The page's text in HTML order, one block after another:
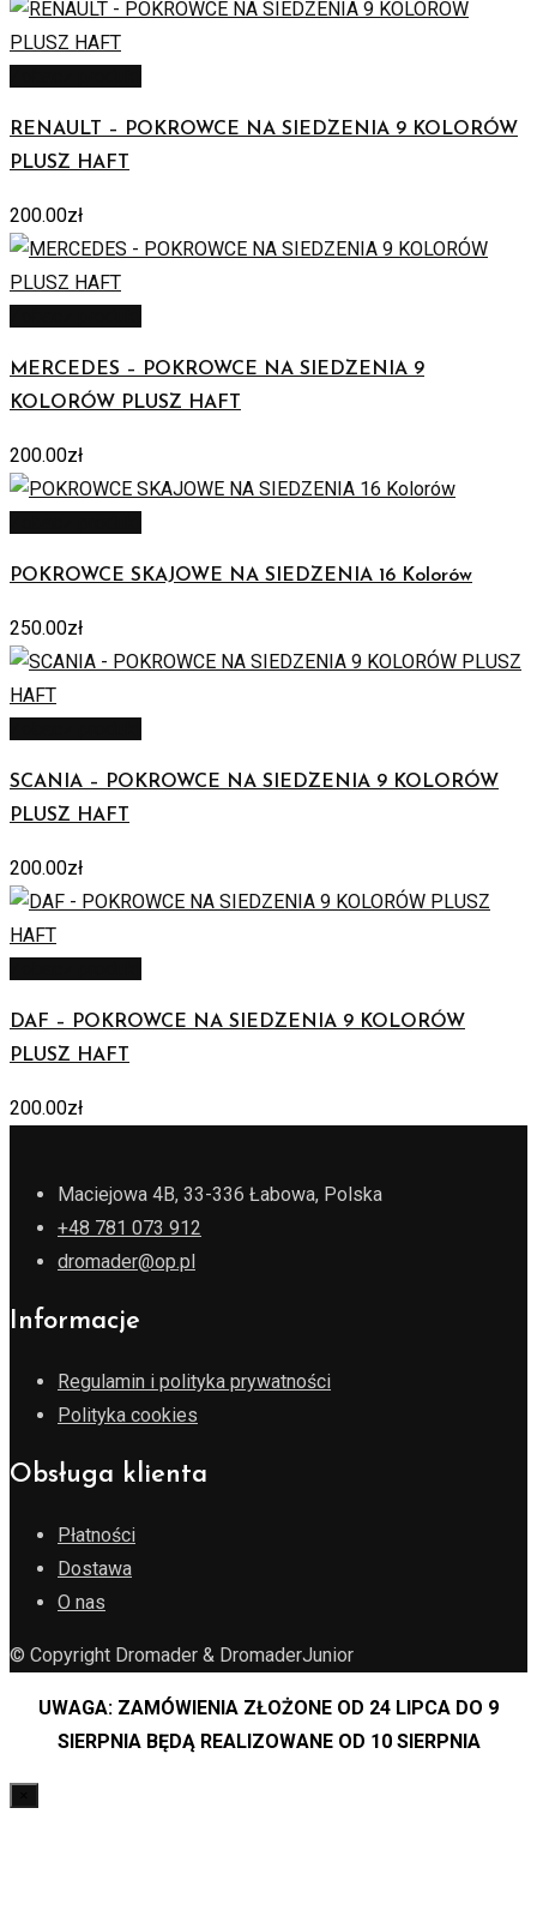
RENAULT – POKROWCE NA SIEDZENIA 9 KOLORÓW
PLUSZ HAFT
200.00zł
MERCEDES – POKROWCE NA SIEDZENIA 9
KOLORÓW PLUSZ HAFT
200.00zł
POKROWCE SKAJOWE NA SIEDZENIA 16 Kolorów
250.00zł
SCANIA – POKROWCE NA SIEDZENIA 9 KOLORÓW
PLUSZ HAFT
200.00zł
DAF – POKROWCE NA SIEDZENIA 9 KOLORÓW
PLUSZ HAFT
200.00zł
Maciejowa 4B, 33-336 Łabowa, Polska
+48 781 073 912
dromader@op.pl
Informacje
Regulamin i polityka prywatności
Polityka cookies
Obsługa klienta
Płatności
Dostawa
O nas
© Copyright Dromader & DromaderJunior
UWAGA: ZAMÓWIENIA ZŁOŻONE OD 24 LIPCA DO 9
SIERPNIA BĘDĄ REALIZOWANE OD 10 SIERPNIA